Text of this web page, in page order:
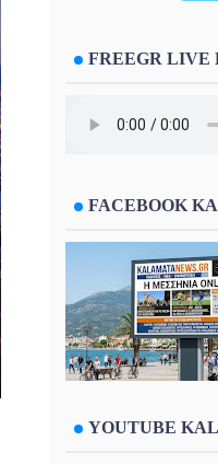
FREEGR LIVE
FACEBOOK
YOUTUBE